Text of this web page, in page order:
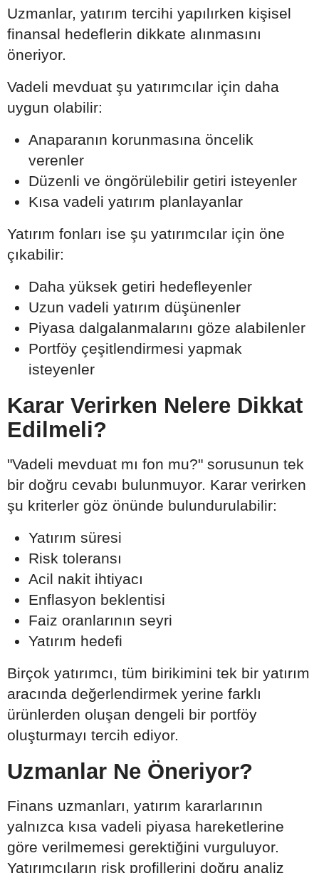
Uzmanlar, yatırım tercihi yapılırken kişisel
finansal hedeflerin dikkate alınmasını
öneriyor.
Vadeli mevduat şu yatırımcılar için daha
uygun olabilir:
Anaparanın korunmasına öncelik
verenler
Düzenli ve öngörülebilir getiri isteyenler
Kısa vadeli yatırım planlayanlar
Yatırım fonları ise şu yatırımcılar için öne
çıkabilir:
Daha yüksek getiri hedefleyenler
Uzun vadeli yatırım düşünenler
Piyasa dalgalanmalarını göze alabilenler
Portföy çeşitlendirmesi yapmak
isteyenler
Karar Verirken Nelere Dikkat
Edilmeli?
"Vadeli mevduat mı fon mu?" sorusunun tek
bir doğru cevabı bulunmuyor. Karar verirken
şu kriterler göz önünde bulundurulabilir:
Yatırım süresi
Risk toleransı
Acil nakit ihtiyacı
Enflasyon beklentisi
Faiz oranlarının seyri
Yatırım hedefi
Birçok yatırımcı, tüm birikimini tek bir yatırım
aracında değerlendirmek yerine farklı
ürünlerden oluşan dengeli bir portföy
oluşturmayı tercih ediyor.
Uzmanlar Ne Öneriyor?
Finans uzmanları, yatırım kararlarının
yalnızca kısa vadeli piyasa hareketlerine
göre verilmemesi gerektiğini vurguluyor.
Yatırımcıların risk profillerini doğru analiz